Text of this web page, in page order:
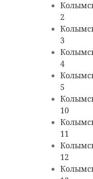
2
3
4
5
10
11
12